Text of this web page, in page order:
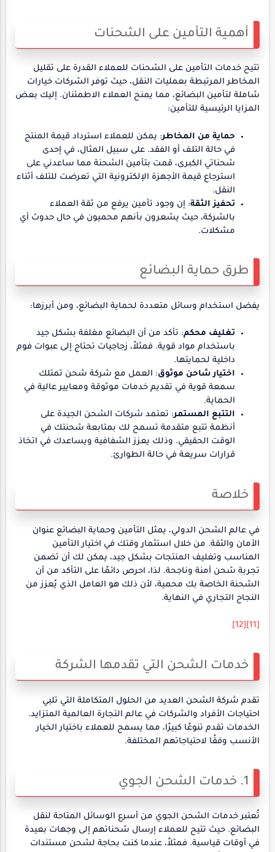
أهمية التأمين على الشحنات
تتيح خدمات التأمين على الشحنات للعملاء القدرة على تقليل
المخاطر المرتبطة بعمليات النقل، حيث توفر الشركات خيارات
شاملة لتأمين البضائع، مما يمنح العملاء الاطمئنان. إليك بعض
المزايا الرئيسية للتأمين:
حماية من المخاطر: يمكن للعملاء استرداد قيمة المنتج
في حالة التلف أو الفقد. على سبيل المثال، في إحدى
شحناتي الكبرى، قمت بتأمين الشحنة مما ساعدني على
استرجاع قيمة الأجهزة الإلكترونية التي تعرضت للتلف أثناء
النقل.
تحفيز الثقة: إن وجود تأمين يرفع من ثقة العملاء
بالشركة، حيث يشعرون بأنهم محميون في حال حدوث أي
مشكلات.
طرق حماية البضائع
يفضل استخدام وسائل متعددة لحماية البضائع، ومن أبرزها:
تغليف محكم: تأكد من أن البضائع مغلفة بشكل جيد
باستخدام مواد قوية. فمثلاً، زجاجيات تحتاج إلى عبوات فوم
داخلية لحمايتها.
اختيار شاحن موثوق: العمل مع شركة شحن تمتلك
سمعة قوية في تقديم خدمات موثوقة ومعايير عالية في
الحماية.
التتبع المستمر: تعتمد شركات الشحن الجيدة على
أنظمة تتبع متقدمة تسمح لك بمتابعة شحنتك في
الوقت الحقيقي. وذلك يعزز الشفافية ويساعدك في اتخاذ
قرارات سريعة في حالة الطوارئ.
خلاصة
في عالم الشحن الدولي، يمثل التأمين وحماية البضائع عنوان
الأمان والثقة. من خلال استثمار وقتك في اختيار التأمين
المناسب وتغليف المنتجات بشكل جيد، يمكن لك أن تضمن
تجربة شحن آمنة وناجحة. لذا، احرص دائمًا على التأكد من أن
الشحنة الخاصة بك محمية، لأن ذلك هو العامل الذي يُعزز من
النجاح التجاري في النهاية.
[11]
[12]
خدمات الشحن التي تقدمها الشركة
تقدم شركة الشحن العديد من الحلول المتكاملة التي تلبي
احتياجات الأفراد والشركات في عالم التجارة العالمية المتزايد.
الخدمات تقدم تنوعًا كبيرًا، مما يسمح للعملاء باختيار الخيار
الأنسب وفقًا لاحتياجاتهم المختلفة.
1. خدمات الشحن الجوي
تُعتبر خدمات الشحن الجوي من أسرع الوسائل المتاحة لنقل
البضائع. حيث تتيح للعملاء إرسال شحناتهم إلى وجهات بعيدة
في أوقات قياسية. فمثلاً، عندما كنت بحاجة لشحن مستندات